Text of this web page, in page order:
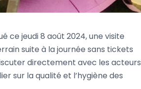
ce jeudi 8 août 2024, une visite
suite à la journée sans tickets
directement avec les acteurs
sur la qualité et l’hygiène des